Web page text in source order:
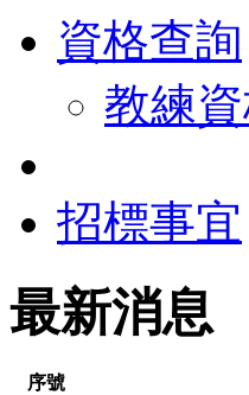
資格查詢
教練
招標事宜
最新消息
序號